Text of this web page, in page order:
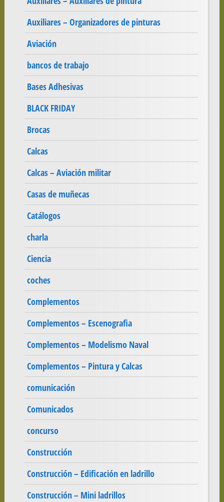
Auxiliares – Organizadores de pinturas
Aviación
bancos de trabajo
Bases Adhesivas
BLACK FRIDAY
Brocas
Calcas
Calcas – Aviación militar
Casas de muñecas
Catálogos
charla
Ciencia
coches
Complementos
Complementos – Escenografia
Complementos – Modelismo Naval
Complementos – Pintura y Calcas
comunicación
Comunicados
concurso
Construcción
Construcción – Edificación en ladrillo
Construcción – Mini ladrillos